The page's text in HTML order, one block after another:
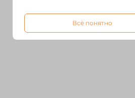
Всё понятно